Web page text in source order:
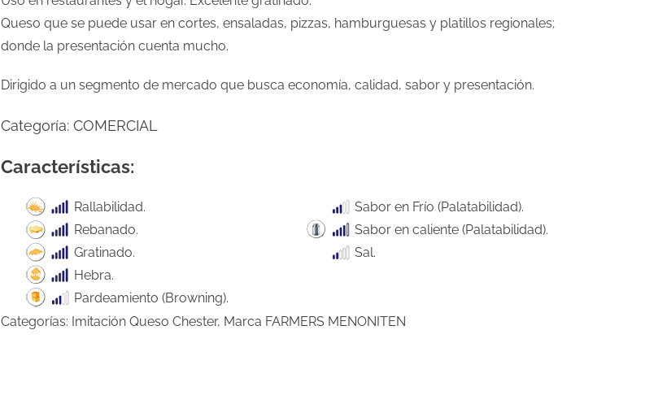
Queso que se puede usar en cortes, ensaladas, pizzas, hamburguesas y platillos regionales;
donde la presentación cuenta mucho.
Dirigido a un segmento de mercado que busca economía, calidad, sabor y presentación.
Categoría: COMERCIAL
Características:
Rallabilidad.
Rebanado.
Gratinado.
Hebra.
Pardeamiento (Browning).
Sabor en Frío (Palatabilidad).
Sabor en caliente (Palatabilidad).
Sal.
Categorías: Imitación Queso Chester, Marca FARMERS MENONITEN